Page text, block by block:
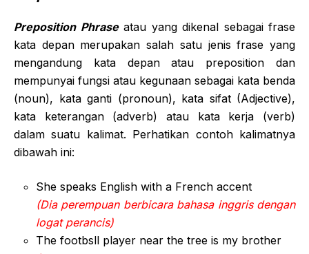
Preposition Phraseatau yang dikenal sebagai frase
kata depan merupakan salah satu jenis frase yang
mengandung kata depan atau preposition dan
mempunyai fungsi atau kegunaan sebagai kata benda
(noun), kata ganti (pronoun), kata sifat (Adjective),
kata keterangan (adverb) atau kata kerja (verb)
dalam suatu kalimat. Perhatikan contoh kalimatnya
dibawah ini:
She speaks English with a French accent
(Dia perempuan berbicara bahasa inggris dengan
logat perancis)
The footbsll player near the tree is my brother